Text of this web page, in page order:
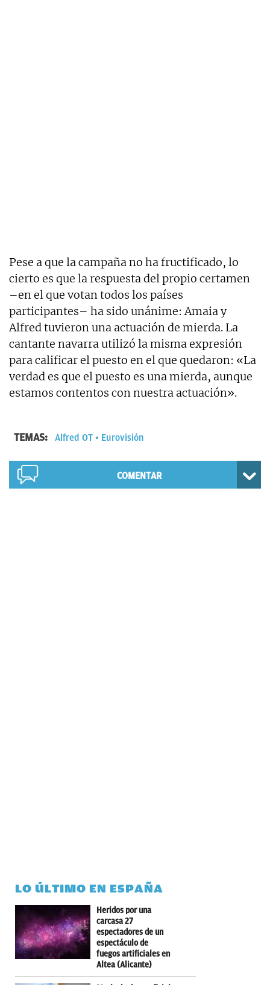
Pese a que la campaña no ha fructificado, lo
cierto es que la respuesta del propio certamen
–en el que votan todos los países
participantes– ha sido unánime: Amaia y
Alfred tuvieron una actuación de mierda. La
cantante navarra utilizó la misma expresión
para calificar el puesto en el que quedaron: «La
verdad es que el puesto es una mierda, aunque
estamos contentos con nuestra actuación».
TEMAS: Alfred OT Eurovisión
COMENTAR
LO ÚLTIMO EN ESPAÑA
Heridos por una
carcasa 27
espectadores de un
espectáculo de
fuegos artificiales en
Altea (Alicante)